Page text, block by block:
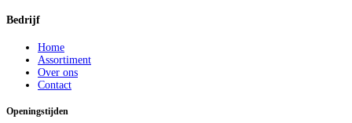
Bedrijf
Home
Assortiment
Over ons
Contact
Openingstijden